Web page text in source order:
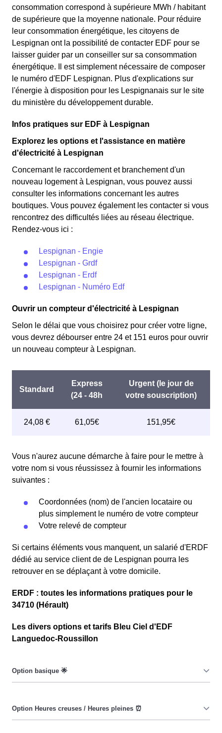
consommation correspond à supérieure MWh / habitant
de supérieure que la moyenne nationale. Pour réduire
leur consommation énergétique, les citoyens de
Lespignan ont la possibilité de contacter EDF pour se
laisser guider par un conseiller sur sa consommation
énergétique. Il est simplement nécessaire de composer
le numéro d'EDF Lespignan. Plus d'explications sur
l'énergie à disposition pour les Lespignanais sur le site
du ministère du développement durable.
Infos pratiques sur EDF à Lespignan
Explorez les options et l'assistance en matière
d'électricité à Lespignan
Concernant le raccordement et branchement d'un
nouveau logement à Lespignan, vous pouvez aussi
consulter les informations concernant les autres
boutiques. Vous pouvez également les contacter si vous
rencontrez des difficultés liées au réseau électrique.
Rendez-vous ici :
Lespignan - Engie
Lespignan - Grdf
Lespignan - Erdf
Lespignan - Numéro Edf
Ouvrir un compteur d'électricité à Lespignan
Selon le délai que vous choisirez pour créer votre ligne,
vous devrez débourser entre 24 et 151 euros pour ouvrir
un nouveau compteur à Lespignan.
Vous n'aurez aucune démarche à faire pour le mettre à
votre nom si vous réussissez à fournir les informations
suivantes :
Coordonnées (nom) de l'ancien locataire ou
plus simplement le numéro de votre compteur
Votre relevé de compteur
Si certains éléments vous manquent, un salarié d'ERDF
dédié au service client de de Lespignan pourra les
retrouver en se déplaçant à votre domicile.
ERDF : toutes les informations pratiques pour le
34710 (Hérault)
Les divers options et tarifs Bleu Ciel d'EDF
Languedoc-Roussillon
date, ni de l'heure, que ce soit à Lespignan ou ailleurs.
💡